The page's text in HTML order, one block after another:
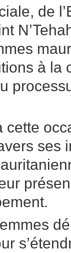
de
à la
cette
ses